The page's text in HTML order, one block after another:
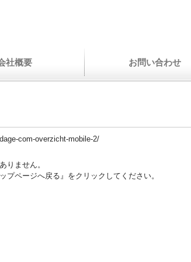
社概要 お問い合わせ
com-overzicht-mobile-2/
りません。
ページへ戻る』をクリックしてください。